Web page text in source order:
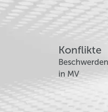
Konflikte
Beschwerden
in MV